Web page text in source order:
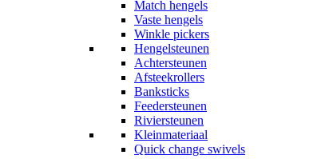
Match hengels
Vaste hengels
Winkle pickers
Hengelsteunen
Achtersteunen
Afsteekrollers
Banksticks
Feedersteunen
Riviersteunen
Kleinmateriaal
Quick change swivels